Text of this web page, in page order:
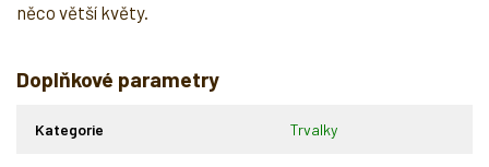
něco větší květy.
Doplňkové parametry
Kategorie Trvalky